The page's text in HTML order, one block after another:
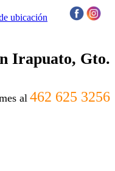
ubicación
Irapuato, Gto.
al 462 625 3256